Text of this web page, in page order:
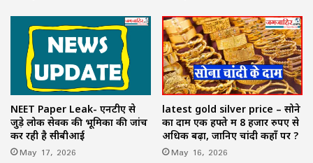
NEET Paper Leak- एनटीए से
जुड़े लोक सेवक की भूमिका की जांच
कर रही है सीबीआई
May 17, 2026
latest gold silver price – सोने
का दाम एक हफ्ते में 8 हजार रुपए से
अधिक बढ़ा, जानिए चांदी कहाँ पर ?
May 16, 2026